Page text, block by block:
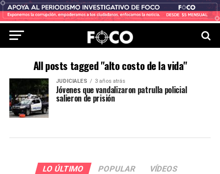
All posts tagged "alto costo de la vida"
JUDICIALES 3 años atrás
Jóvenes que vandalizaron patrulla policial
salieron de prisión
LO ÚLTIMO POPULAR VÍDEOS